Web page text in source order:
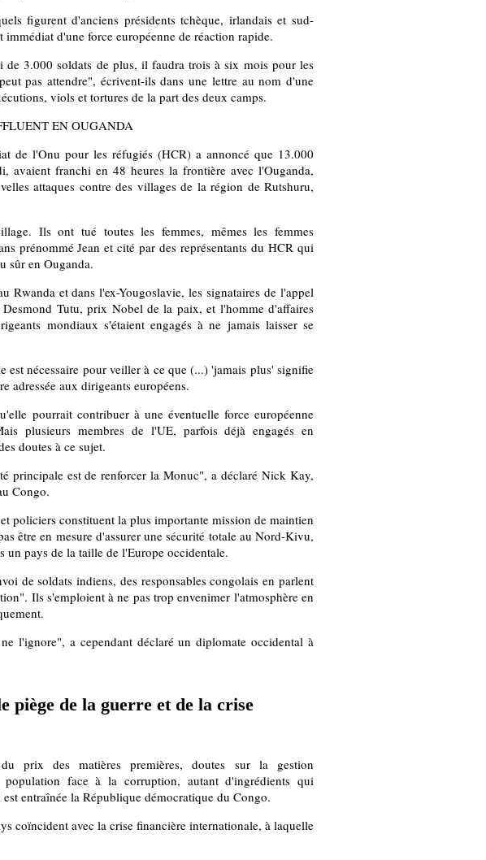
figurent d'anciens présidents tchèque, irlandais et sud-
d'une force européenne de réaction rapide.
3.000 soldats de plus, il faudra trois à six mois pour les
pas attendre", écrivent-ils dans une lettre au nom d'une
viols et tortures de la part des deux camps.
EN OUGANDA
de l'Onu pour les réfugiés (HCR) a annoncé que 13.000
avaient franchi en 48 heures la frontière avec l'Ouganda,
attaques contre des villages de la région de Rutshuru,
Ils ont tué toutes les femmes, mêmes les femmes
prénommé Jean et cité par des représentants du HCR qui
sûr en Ouganda.
Rwanda et dans l'ex-Yougoslavie, les signataires de l'appel
Tutu, prix Nobel de la paix, et l'homme d'affaires
mondiaux s'étaient engagés à ne jamais laisser se
est nécessaire pour veiller à ce que (...) 'jamais plus' signifie
adressée aux dirigeants européens.
pourrait contribuer à une éventuelle force européenne
plusieurs membres de l'UE, parfois déjà engagés en
doutes à ce sujet.
principale est de renforcer la Monuc", a déclaré Nick Kay,
Congo.
policiers constituent la plus importante mission de maintien
être en mesure d'assurer une sécurité totale au Nord-Kivu,
un pays de la taille de l'Europe occidentale.
de soldats indiens, des responsables congolais en parlent
Ils s'emploient à ne pas trop envenimer l'atmosphère en
l'ignore", a cependant déclaré un diplomate occidental à
piège de la guerre et de la crise
prix des matières premières, doutes sur la gestion
face à la corruption, autant d'ingrédients qui
entraînée la République démocratique du Congo.
coïncident avec la crise financière internationale, à laquelle